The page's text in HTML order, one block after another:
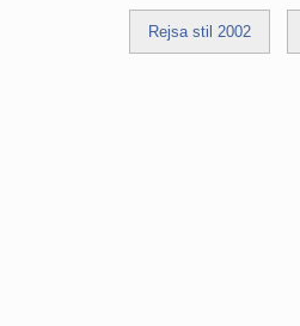
Rejsa stil 2002